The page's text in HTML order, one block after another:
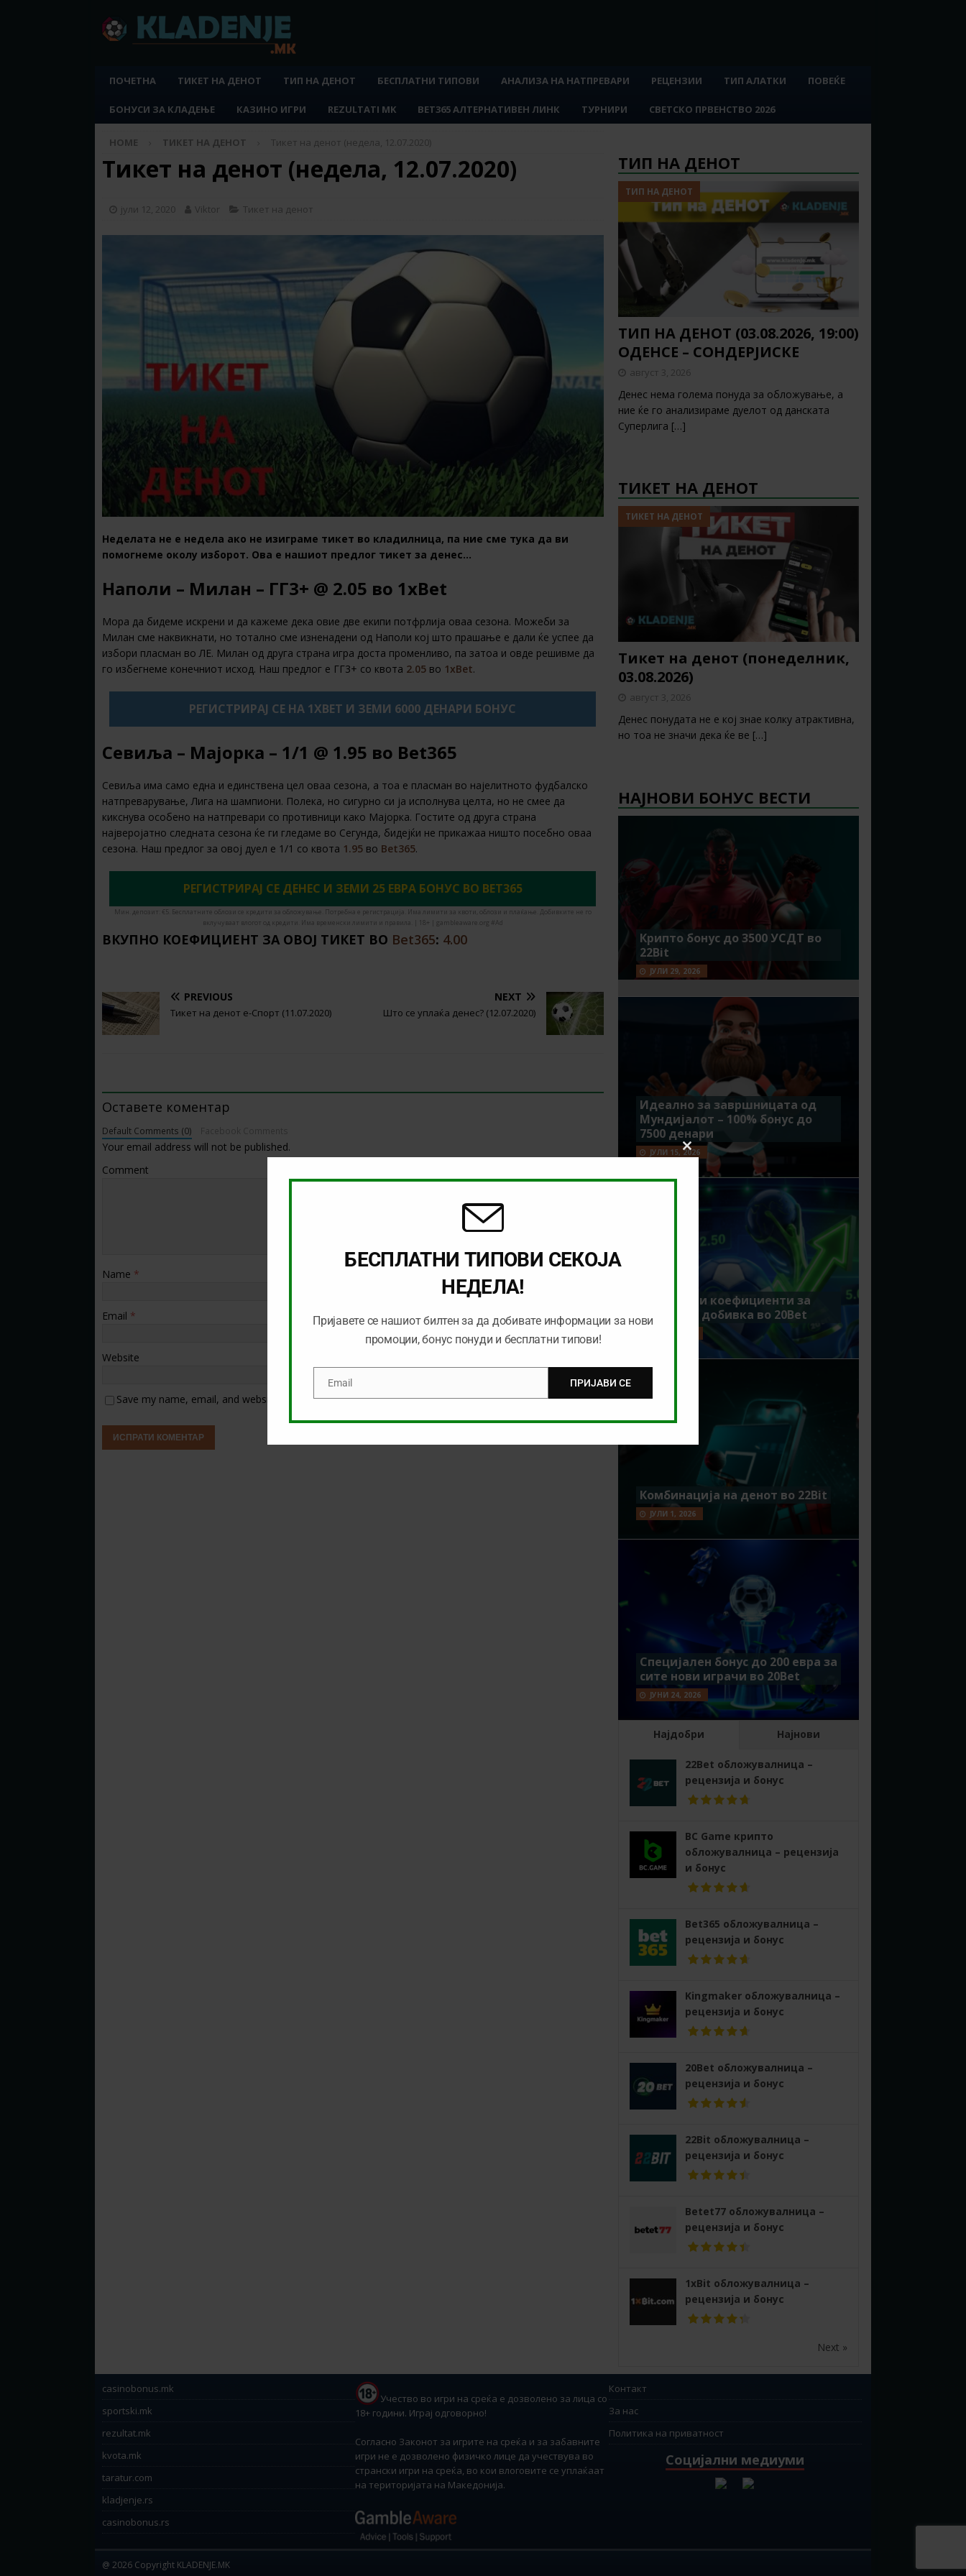
ПОЧЕТНА ТИКЕТ НА ДЕНОТ ТИП НА ДЕНОТ БЕСПЛАТНИ ТИПОВИ АНАЛИЗА НА НАТПРЕВАРИ РЕЦЕНЗИИ ТИП АЛАТКИ ПОВЕЌЕ
БОНУСИ ЗА КЛАДЕЊЕ КАЗИНО ИГРИ REZULTATI MK BET365 АЛТЕРНАТИВЕН ЛИНК ТУРНИРИ СВЕТСКО ПРВЕНСТВО 2026
HOME ТИКЕТ НА ДЕНОТ Тикет на денот (недела, 12.07.2020)
Тикет на денот (недела, 12.07.2020)
јули 12, 2020 Viktor Тикет на денот
Неделата не е недела ако не изиграме тикет во кладилница, па ние сме тука да ви
помогнеме околу изборот. Ова е нашиот предлог тикет за денес…
Наполи – Милан – ГГ3+ @ 2.05 во 1xBet
Мора да бидеме искрени и да кажеме дека овие две екипи потфрлија оваа сезона. Можеби за
Милан сме наквикнати, но тотално сме изненадени од Наполи кој што прашање е дали ќе успее да
избори пласман во ЛЕ. Милан од друга страна игра доста променливо, па затоа и овде решивме да
го избегнеме конечниот исход. Наш предлог е ГГ3+ со квота 2.05 во 1xBet.
РЕГИСТРИРАЈ СЕ НА 1XBET И ЗЕМИ 6000 ДЕНАРИ БОНУС
Севиља – Мајорка – 1/1 @ 1.95 во Bet365
Севиља има само една и единствена цел оваа сезона, а тоа е пласман во најелитното фудбалско
натпреварување, Лига на шампиони. Полека, но сигурно си ја исполнува целта, но не смее да
кикснува особено на натпревари со противници како Мајорка. Гостите од друга страна
најверојатно следната сезона ќе ги гледаме во Сегунда, бидејќи не прикажаа ништо посебно оваа
сезона. Наш предлог за овој дуел е 1/1 со квота 1.95 во Bet365.
РЕГИСТРИРАЈ СЕ ДЕНЕС И ЗЕМИ 25 ЕВРА БОНУС ВО BET365
Мин. депозит: €5. Бесплатните облози се кредити за обложување. Потребна е регистрација. Има лимити за квоти, облози и плаќање. Добивките не го
вклучуваат влогот од кредити. Има временски лимити и правила. | 18+ | gambleaware.org #Ad
ВКУПНО КОЕФИЦИЕНТ ЗА ОВОЈ ТИКЕТ ВО Bet365: 4.00
PREVIOUS
Тикет на денот е-Спорт (11.07.2020)
NEXT
Што се уплаќа денес? (12.07.2020)
Оставете коментар
Default Comments (0)
Your email address will not be published.
Comment
Name *
Email *
Website
Save my name, email, and website in this browser for the next time I comment.
ТИП НА ДЕНОТ
ТИП НА ДЕНОТ
ТИП НА ДЕНОТ (03.08.2026, 19:00)
ОДЕНСЕ – СОНДЕРЈИСКЕ
август 3, 2026
Денес нема голема понуда за обложување, а
ние ќе го анализираме дуелот од данската
Суперлига […]
ТИКЕТ НА ДЕНОТ
ТИКЕТ НА ДЕНОТ
Тикет на денот (понеделник,
03.08.2026)
август 3, 2026
Денес понудата не е кој знае колку атрактивна,
но тоа не значи дека ќе ве […]
НАЈНОВИ БОНУС ВЕСТИ
Крипто бонус до 3500 УСДТ во
22Bit
ЈУЛИ 29, 2026
Идеално за завршницата од
Мундијалот – 100% бонус до
7500 денари
ЈУЛИ 15, 2026
Зголемени коефициенти за
поголема добивка во 20Bet
Комбинација на денот во 22Bit
ЈУЛИ 1, 2026
Специјален бонус до 200 евра за
сите нови играчи во 20Bet
ЈУНИ 24, 2026
Најдобри Најнови
22Bet обложувалница –
рецензија и бонус
BC Game крипто
обложувалница – рецензија
и бонус
Bet365 обложувалница –
рецензија и бонус
Kingmaker обложувалница –
рецензија и бонус
20Bet обложувалница –
рецензија и бонус
22Bit обложувалница –
рецензија и бонус
Betet77 обложувалница –
рецензија и бонус
1xBit обложувалница –
рецензија и бонус
Next »
casinobonus.mk
sportski.mk
rezultat.mk
kvota.mk
taratur.com
kladjenje.rs
casinobonus.rs
Учество во игри на среќа е дозволено за лица со
18+ години. Играј одговорно!
Согласно Законот за игрите на среќа и за забавните
игри не е дозволено физичко лице да учествува во
странски игри на среќа, во кои влоговите се уплаќаат
на територијата на Македонија.
Контакт
За нас
Политика на приватност
Социјални медиуми
@ 2026 Copyright KLADENJE.MK
Close
module
БЕСПЛАТНИ ТИПОВИ СЕКОЈА
НЕДЕЛА!
Пријавете се нашиот билтен за да добивате информации за нови
промоции, бонус понуди и бесплатни типови!
EmailEmail ПРИЈАВИ СЕ